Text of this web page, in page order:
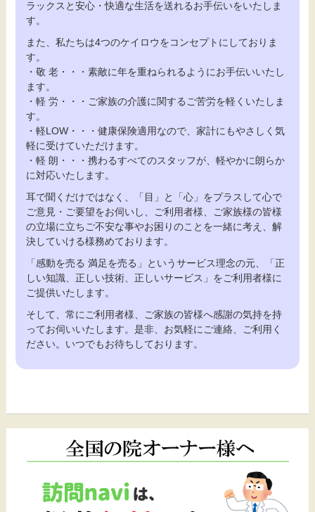
ラックスと安心・快適な生活を送れるお手伝いをいたしま
す。
また、私たちは4つのケイロウをコンセプトにしておりま
す。
・敬 老・・・素敵に年を重ねられるようにお手伝いいたし
ます。
・軽 労・・・ご家族の介護に関するご苦労を軽くいたしま
す。
・軽LOW・・・健康保険適用なので、家計にもやさしく気
軽に受けていただけます。
・軽 朗・・・携わるすべてのスタッフが、軽やかに朗らか
に対応いたします。
耳で聞くだけではなく、「目」と「心」をプラスして心で
ご意見・ご要望をお伺いし、ご利用者様、ご家族様の皆様
の立場に立ちご不安な事やお困りのことを一緒に考え、解
決していける様務めております。
「感動を売る 満足を売る」というサービス理念の元、「正
しい知識、正しい技術、正しいサービス」をご利用者様に
ご提供いたします。
そして、常にご利用者様、ご家族の皆様へ感謝の気持を持
ってお伺いいたします。是非、お気軽にご連絡、ご利用く
ださい。いつでもお待ちしております。